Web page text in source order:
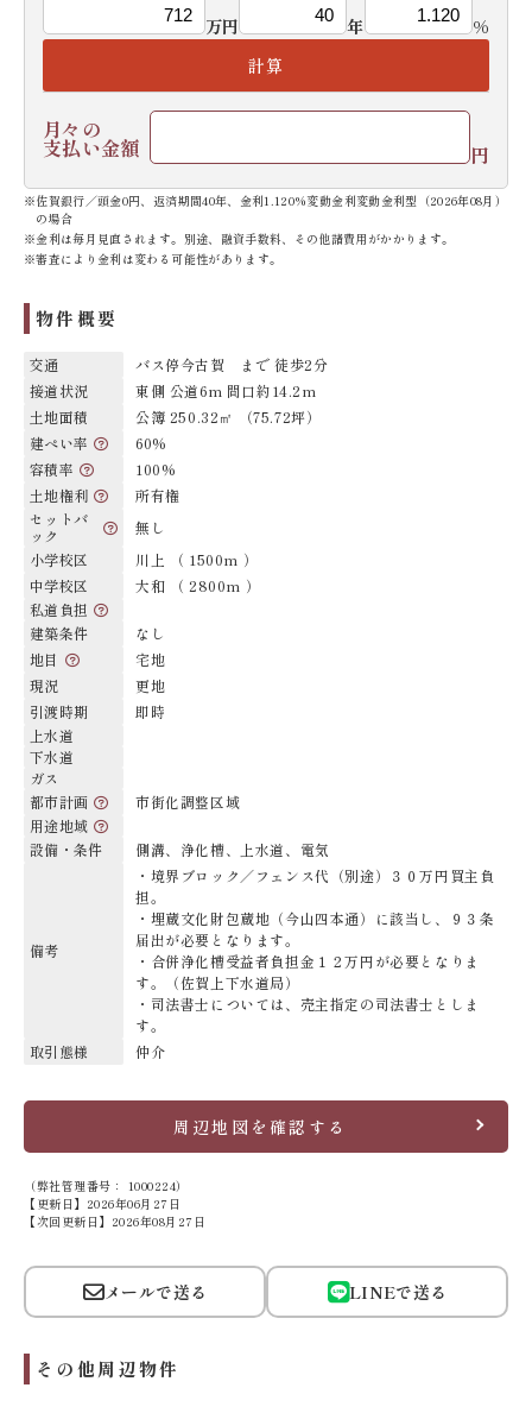
万円
年
%
計算
月々の
支払い金額 円
※佐賀銀行／頭金0円、返済期間40年、金利1.120%変動金利変動金利型（2026年08月）
の場合
※金利は毎月見直されます。別途、融資手数料、その他諸費用がかかります。
※審査により金利は変わる可能性があります。
物件概要
交通
バス停今古賀 まで 徒歩2分
接道状況
東側 公道6m 間口約14.2m
土地面積
公簿 250.32㎡ （75.72坪）
建ぺい率
60%
容積率
100%
土地権利
所有権
セットバ
ック
無し
小学校区
川上 （ 1500m ）
中学校区
大和 （ 2800m ）
私道負担
建築条件
なし
地目
宅地
現況
更地
引渡時期
即時
上水道
下水道
ガス
都市計画
市街化調整区域
用途地域
設備・条件
側溝、浄化槽、上水道、電気
備考
・境界ブロック／フェンス代（別途）３０万円買主負
担。
・埋蔵文化財包蔵地（今山四本通）に該当し、９３条
届出が必要となります。
・合併浄化槽受益者負担金１２万円が必要となりま
す。（佐賀上下水道局）
・司法書士については、売主指定の司法書士としま
す。
取引態様
仲介
周辺地図を確認する
（弊社管理番号： 1000224）
【更新日】2026年06月27日
【次回更新日】2026年08月27日
メールで送る LINEで送る
その他周辺物件